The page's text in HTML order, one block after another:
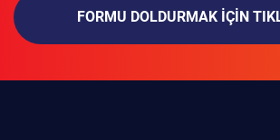
FORMU DOLDURMAK IÇIN